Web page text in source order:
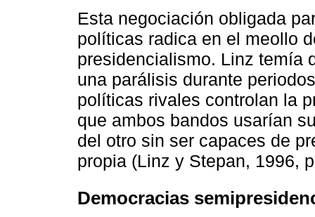
Esta negociación obligada
políticas radica en el meollo
presidencialismo. Linz temía
una parálisis durante
políticas rivales controlan la
que ambos bandos usarían
del otro sin ser capaces de
propia (Linz y Stepan, 1996,
Democracias